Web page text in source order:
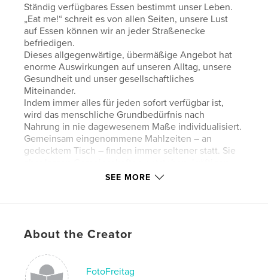
Ständig verfügbares Essen bestimmt unser Leben.
„Eat me!“ schreit es von allen Seiten, unsere Lust
auf Essen können wir an jeder Straßenecke
befriedigen.
Dieses allgegenwärtige, übermäßige Angebot hat
enorme Auswirkungen auf unseren Alltag, unsere
Gesundheit und unser gesellschaftliches
Miteinander.
Indem immer alles für jeden sofort verfügbar ist,
wird das menschliche Grundbedürfnis nach
Nahrung in nie dagewesenem Maße individualisiert.
Gemeinsam eingenommene Mahlzeiten – an
gedecktem Tisch – finden immer seltener statt. Sie
soziale Strukturen und definieren kulturelle
EAT ME - wenn wir sind was wir essen - spiegelt
vermeintlicher individueller Entscheidung und der
Suche nach etwas „Besonderem“.
SEE MORE
About the Creator
FotoFreitag